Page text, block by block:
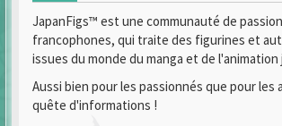
JapanFigs™ est une communauté de
francophones, qui traite des figurines et
issues du monde du manga et de l'animation
Aussi bien pour les passionnés que pour les
quête d'informations !